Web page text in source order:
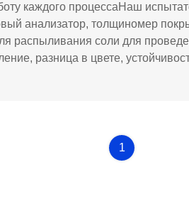
каждого процессаНаш
анализатор, толщиномер
распыливания соли для
разница в цвете,
1